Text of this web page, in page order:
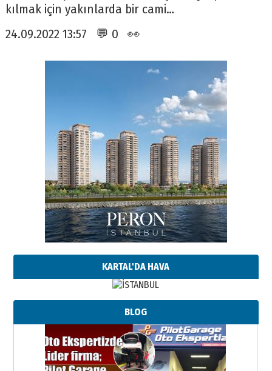
kılmak için yakınlarda bir cami…
24.09.2022 13:57 💬 0 👀
KARTAL'DA HAVA
BLOG